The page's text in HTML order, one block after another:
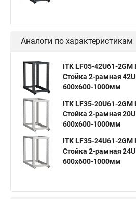
Аналоги по характеристикам
ITK LF05-42U61-2GM
Стойка 2-рамная 42U
600х600-1000мм
ITK LF35-20U61-2GM
Стойка 2-рамная 20U
600х600-1000мм
ITK LF35-24U61-2GM
Стойка 2-рамная 24U
600х600-1000мм